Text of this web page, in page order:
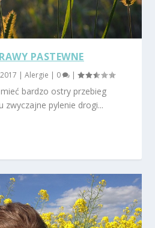
PASTEWNE
|Alergie | 0 |
bardzo ostry przebieg
pylenie drogi...